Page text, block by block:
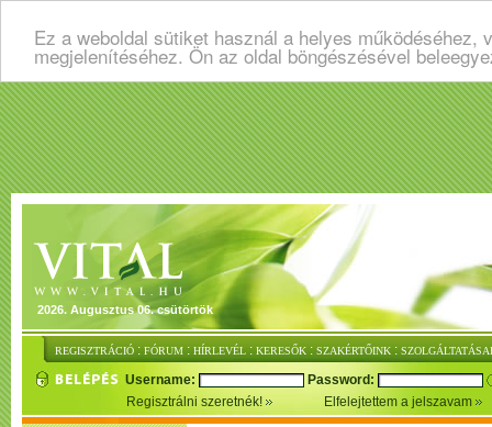
Ez a weboldal sütiket használ a helyes
megjelenítéséhez. Ön az oldal böngészésével
2026. Augusztus 06. csütörtök
REGISZTRÁCIÓ : FÓRUM : HÍRLEVÉL : KERESŐK : SZAKÉRTŐINK :
Username:
Password:
Regisztrálni szeretnék!
Elfelejtettem a jelszavam